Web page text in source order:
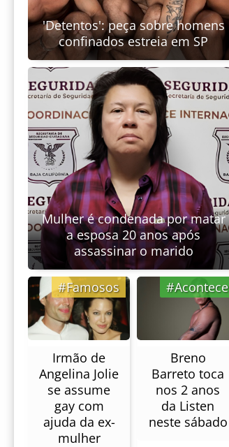
'Detentos': peça sobre homens
confinados estreia em SP
Mulher é condenada por matar
a esposa 20 anos após
assassinar o marido
#Famosos
Irmão de
Angelina Jolie
se assume
gay com
ajuda da ex-
mulher
#Acontece
Breno
Barreto toca
nos 2 anos
da Listen
neste sábado